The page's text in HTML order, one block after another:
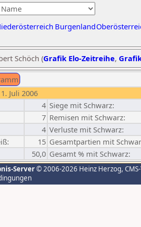
Burgenland
Schöch (Grafik Elo-Zeitreihe,
Juli 2006
4 Siege mit Schwarz:
7 Remisen mit Schwarz:
4 Verluste mit Schwarz:
15 Gesamtpartien mit
50,0 Gesamt % mit Schwarz:
Server© 2006-2026 Heinz Herzog,